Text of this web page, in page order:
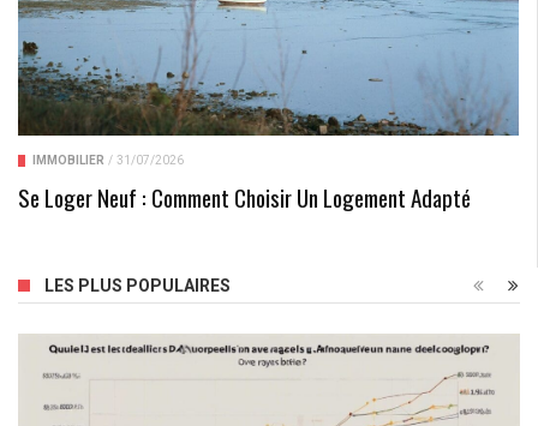
IMMOBILIER / 31/07/2026
Se Loger Neuf : Comment Choisir Un Logement Adapté
LES PLUS POPULAIRES